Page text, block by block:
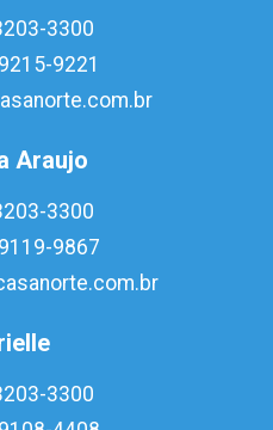
3300
9221
Araujo
3300
9867
3300